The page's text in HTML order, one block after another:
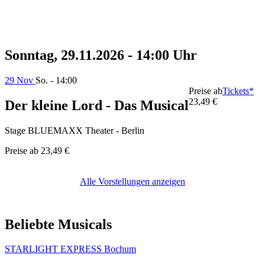
Sonntag, 29.11.2026 - 14:00 Uhr
29 Nov So. - 14:00
Der kleine Lord - Das Musical
Stage BLUEMAXX Theater - Berlin
Preise ab 23,49 €
Preise ab
23,49 €
Tickets*
Alle Vorstellungen anzeigen
Beliebte Musicals
STARLIGHT EXPRESS Bochum